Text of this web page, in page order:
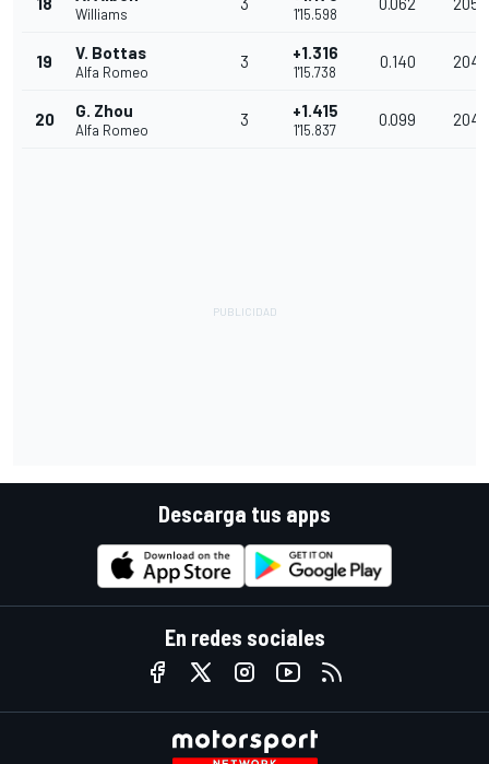
Williams 1'15.598
19 V. Bottas
Alfa Romeo
3 +1.316
1'15.738
0.140
20 G. Zhou
Alfa Romeo
3 +1.415
1'15.837
0.099
Descarga tus apps
En redes sociales